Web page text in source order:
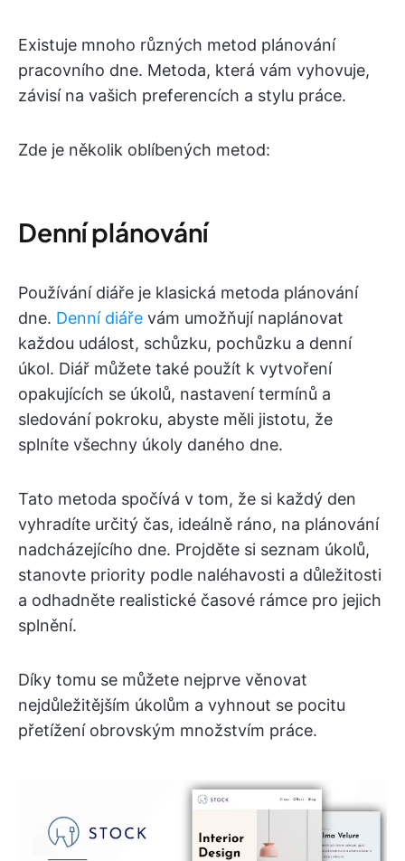
Existuje mnoho různých metod plánování
pracovního dne. Metoda, která vám vyhovuje,
závisí na vašich preferencích a stylu práce.
Zde je několik oblíbených metod:
Denní plánování
Používání diáře je klasická metoda plánování
dne. Denní diáře vám umožňují naplánovat
každou událost, schůzku, pochůzku a denní
úkol. Diář můžete také použít k vytvoření
opakujících se úkolů, nastavení termínů a
sledování pokroku, abyste měli jistotu, že
splníte všechny úkoly daného dne.
Tato metoda spočívá v tom, že si každý den
vyhradíte určitý čas, ideálně ráno, na plánování
nadcházejícího dne. Projděte si seznam úkolů,
stanovte priority podle naléhavosti a důležitosti
a odhadněte realistické časové rámce pro jejich
splnění.
Díky tomu se můžete nejprve věnovat
nejdůležitějším úkolům a vyhnout se pocitu
přetížení obrovským množstvím práce.